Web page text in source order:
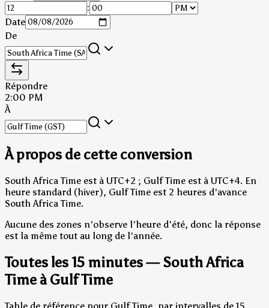
:
Date
De
Répondre
2:00 PM
À
À propos de cette conversion
South Africa Time est à UTC+2 ; Gulf Time est à UTC+4. En
heure standard (hiver), Gulf Time est 2 heures d'avance
South Africa Time.
Aucune des zones n'observe l'heure d'été, donc la réponse
est la même tout au long de l'année.
Toutes les 15 minutes — South Africa
Time à Gulf Time
Table de référence pour Gulf Time, par intervalles de 15